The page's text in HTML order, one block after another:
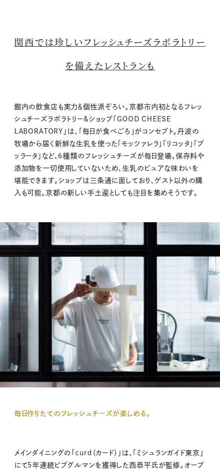
関西では珍しいフレッシュチーズラボラトリー
を備えたレストランも
館内の飲食店も実力＆個性派ぞろい。京都市内初となるフレッ
シュチーズラボラトリー&ショップ「GOOD CHEESE
LABORATORY」は、「毎日が食べごろ」がコンセプト。丹波の
牧場から届く新鮮な生乳を使った「モッツァレラ」「リコッタ」「ブ
ッラータ」など、６種類のフレッシュチーズが毎日登場。保存料や
添加物を一切使用していないため、生乳のピュアな味わいを
堪能できます。ショップは三条通に面しており、ゲスト以外の購
入も可能。京都の新しい手土産としても注目を集めそうです。
毎日作りたてのフレッシュチーズが楽しめる。
メインダイニングの「curd（カード）」は、「ミシュランガイド東京」
にて５年連続ビブグルマンを獲得した西恭平氏が監修。オープ